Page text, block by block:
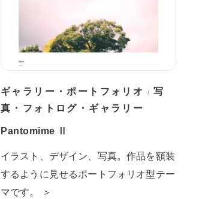
ギャラリー・ポートフォリオ /写
真・フォトログ・ギャラリー
Pantomime Ⅱ
イラスト、デザイン、写真。作品を額装
するように見せるポートフォリオ型テー
マです。 ＞